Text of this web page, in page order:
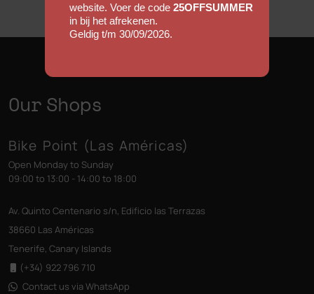
Our Shops
Bike Point (Las Américas)
Open Monday to Sunday
09:00 to 13:00 - 14:00 to 18:00
Av. Quinto Centenario s/n, Edificio las Terrazas
38660 Las Américas
Tenerife, Canary Islands
(+34) 922 796 710
Contact us via WhatsApp
website. Voer de code 25OFFSUMMER
in bij het afrekenen.
Geldig t/m 30/09/2026.